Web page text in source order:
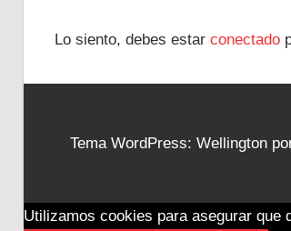
Lo siento, debes estar conectado
Tema WordPress: Wellington
Utilizamos cookies para asegurar que